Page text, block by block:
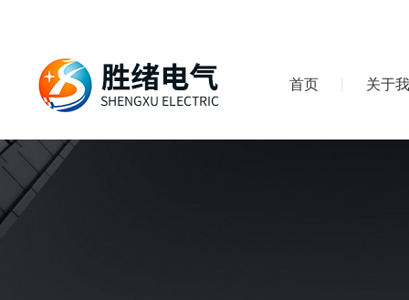
首页 关于